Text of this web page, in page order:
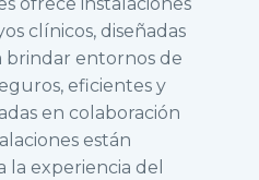
ofrece instalaciones
clínicos, diseñadas
brindar entornos de
eficientes y
en colaboración
están
la experiencia del